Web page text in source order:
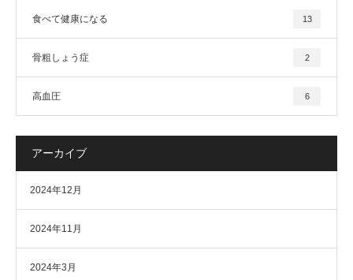
食べて健康になる 13
骨粗しょう症 2
高血圧 6
アーカイブ
2024年12月
2024年11月
2024年3月